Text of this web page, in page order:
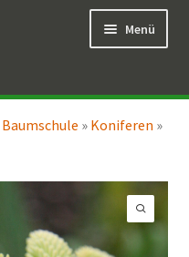
Menü
Baumschule » Koniferen »